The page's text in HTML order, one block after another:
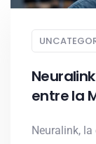
entre la
Neuralink,